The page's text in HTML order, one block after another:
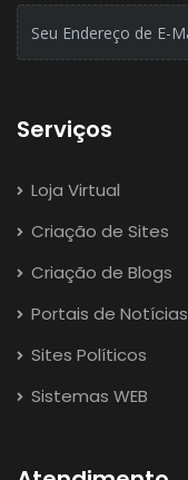
Serviços
Loja Virtual
Criação de Sites
Criação de Blogs
Portais de Notícias
Sites Políticos
Sistemas WEB